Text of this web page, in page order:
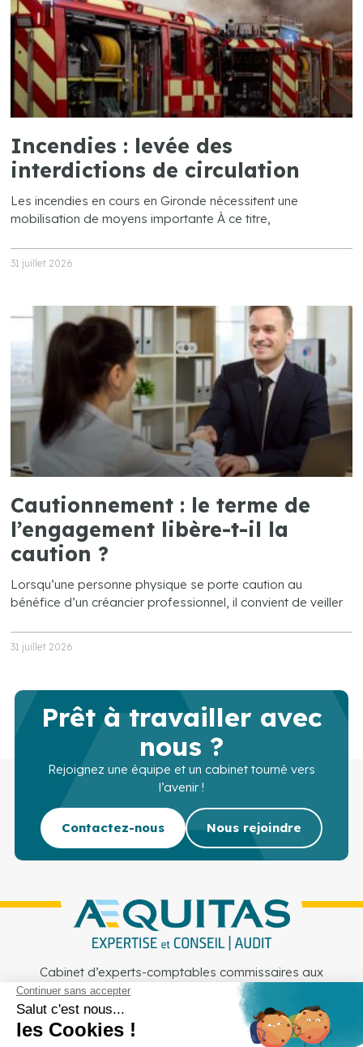
Incendies : levée des
interdictions de circulation
Les incendies en cours en Gironde nécessitent une
mobilisation de moyens importante À ce titre,
31 juillet 2026
Cautionnement : le terme de
l’engagement libère-t-il la
caution ?
Lorsqu’une personne physique se porte caution au
bénéfice d’un créancier professionnel, il convient de veiller
31 juillet 2026
Prêt à travailler avec
nous ?
Rejoignez une équipe et un cabinet tourné vers
l’avenir !
Contactez-nous Nous rejoindre
Cabinet d’experts-comptables commissaires aux
comptes sur Lille, Lens et Douai